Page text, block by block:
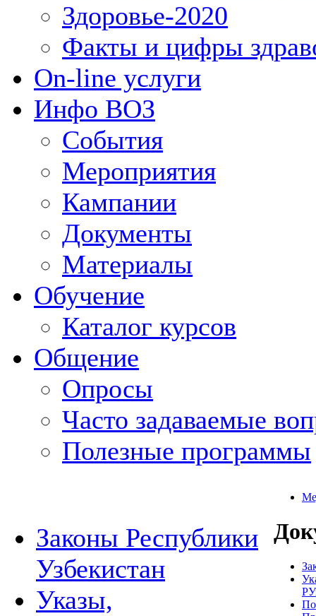
Здоровье-2020
Факты и цифры
On-line услуги
Инфо ВОЗ
События
Мероприятия
Кампании
Документы
Материалы
Обучение
Каталог курсов
Общение
Опросы
Часто задаваемые
Полезные программы
Законы Республики
Узбекистан
Указы,